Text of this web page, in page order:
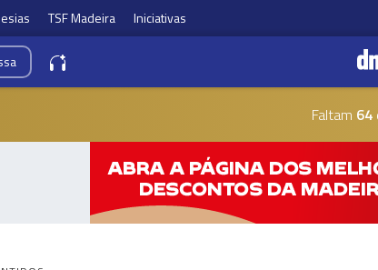
TSF Madeira Iniciativas
Faltam 64